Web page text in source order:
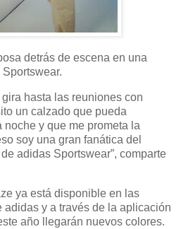
detrás de escena en una
hasta las reuniones con
un calzado que pueda
y que me prometa la
soy una gran fanática del
adidas Sportswear”, comparte
ya está disponible en las
y a través de la aplicación
año llegarán nuevos colores.